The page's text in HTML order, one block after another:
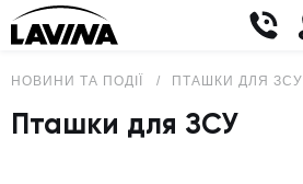
НОВИНИ ТА ПОДІЇ ПТАШКИ ДЛЯ ЗСУ
Пташки для ЗСУ